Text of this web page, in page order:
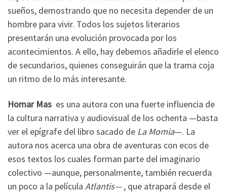
sueños, demostrando que no necesita depender de un
hombre para vivir. Todos los sujetos literarios
presentarán una evolución provocada por los
acontecimientos. A ello, hay debemos añadirle el elenco
de secundarios, quienes conseguirán que la trama coja
un ritmo de lo más interesante.
Homar Mas es una autora con una fuerte influencia de
la cultura narrativa y audiovisual de los ochenta —basta
ver el epígrafe del libro sacado de La Momia—. La
autora nos acerca una obra de aventuras con ecos de
esos textos los cuales forman parte del imaginario
colectivo —aunque, personalmente, también recuerda
un poco a la película Atlantis—, que atrapará desde el